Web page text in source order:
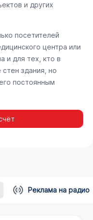
и других
посетителей
центра или
и для тех, кто в
здания, но
постоянным
Реклама на радио